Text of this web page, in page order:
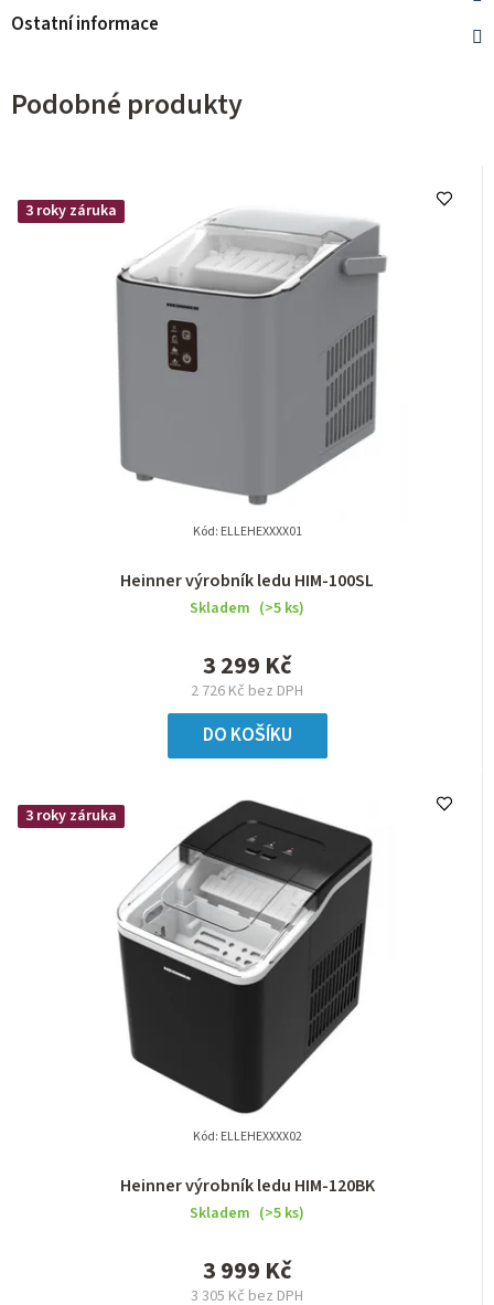
Ostatní informace
Podobné produkty
3 roky záruka
Heinner výrobník ledu HIM-100SL
Skladem (>5 ks)
2 726 Kč bez DPH
3 299 Kč
DO KOŠÍKU
Kód: ELLEHEXXXX01
3 roky záruka
Heinner výrobník ledu HIM-120BK
Skladem (>5 ks)
3 305 Kč bez DPH
3 999 Kč
Kód: ELLEHEXXXX02